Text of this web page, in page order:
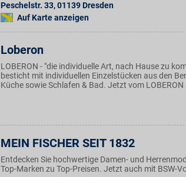
Peschelstr. 33,01139 Dresden
Auf Karte anzeigen
Loberon
LOBERON - "die individuelle Art, nach Hause zu
besticht mit individuellen Einzelstücken aus den
Küche sowie Schlafen & Bad. Jetzt vom
MEIN FISCHER SEIT 1832
Entdecken Sie hochwertige Damen- und
Top-Marken zu Top-Preisen. Jetzt auch mit BSW-